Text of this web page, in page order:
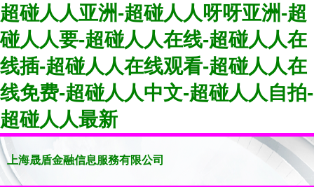
超碰人人亚洲-超碰人人呀呀亚洲-超
碰人人要-超碰人人在线-超碰人人在
线插-超碰人人在线观看-超碰人人在
线免费-超碰人人中文-超碰人人自拍-
超碰人人最新
上海晟盾金融信息服務有限公司